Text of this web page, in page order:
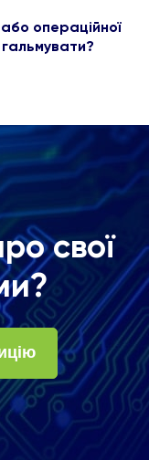
операційної
свої